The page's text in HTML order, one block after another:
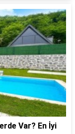
Var? En İyi